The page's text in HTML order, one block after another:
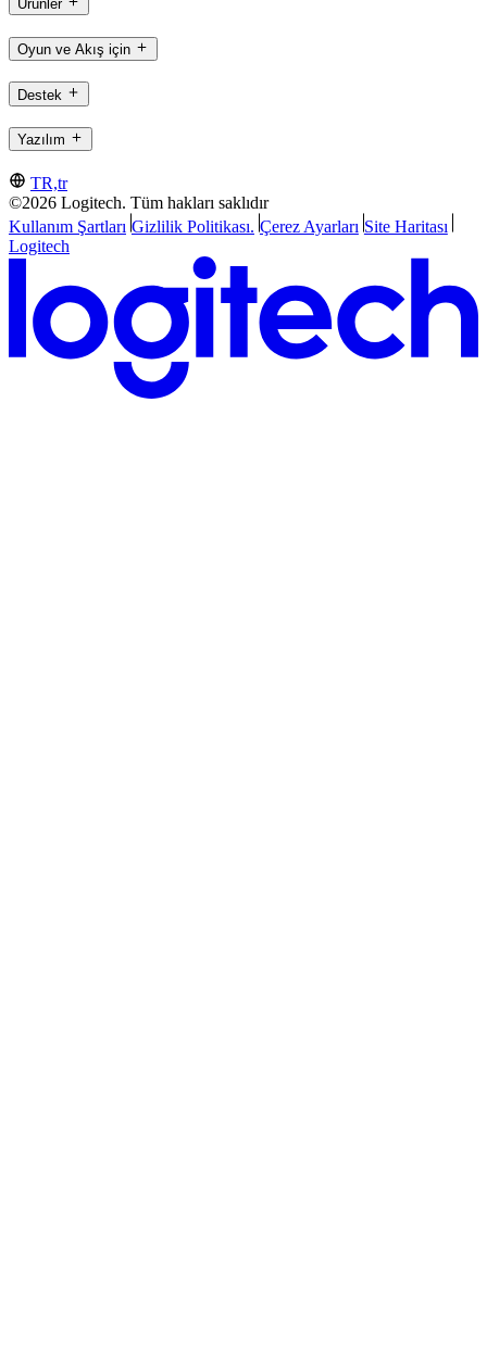
Ürünler
Oyun ve Akış için
Destek
Yazılım
TR,tr
©2026 Logitech. Tüm hakları saklıdır
Kullanım Şartları Gizlilik Politikası. Çerez Ayarları Site Haritası
Logitech